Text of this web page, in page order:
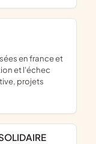
et l'échec
projets